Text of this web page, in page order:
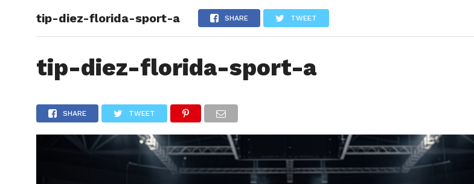
ARTÍCULOS REVIEWS
tip-diez-florida-sport-a SHARE TWEET
tip-diez-florida-sport-a
SHARE TWEET